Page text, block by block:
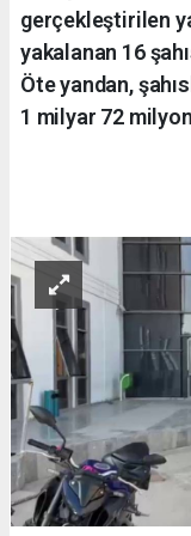
gerçekleştirilen
yakalanan 16
Öte yandan,
1 milyar 72